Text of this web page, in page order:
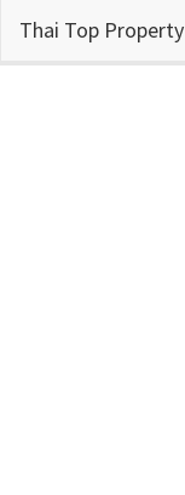
Thai Top Property